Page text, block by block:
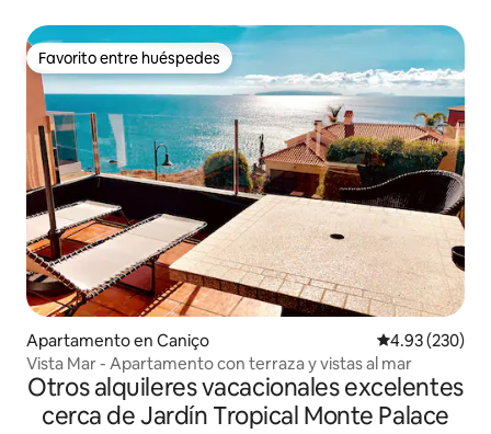
Favorito entre huéspedes
Favorito entre huéspedes
Apartamento en Caniço Calificación
4.93 (230)
Vista Mar - Apartamento con terraza y vistas al mar
Otros alquileres vacacionales excelentes
cerca de Jardín Tropical Monte Palace